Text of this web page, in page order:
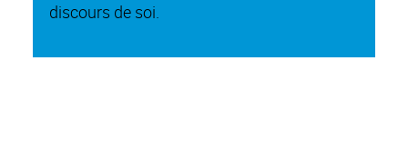
discours de soi.